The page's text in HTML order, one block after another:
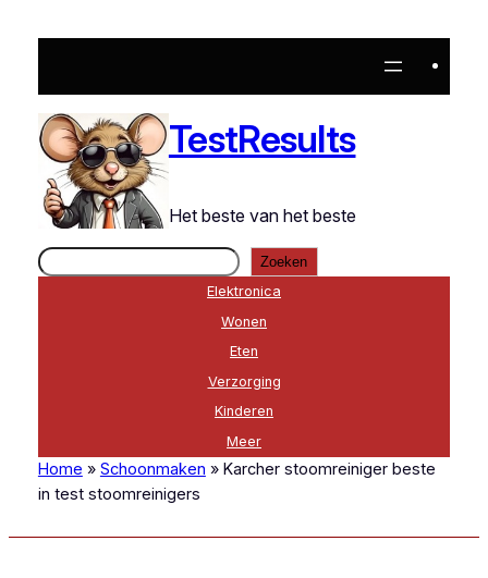
naar
inhoud
TestResults
Het beste van het beste
Zoeken
Zoeken
Elektronica
Wonen
Eten
Verzorging
Kinderen
Meer
Home » Schoonmaken »Karcher stoomreiniger beste
in test stoomreinigers